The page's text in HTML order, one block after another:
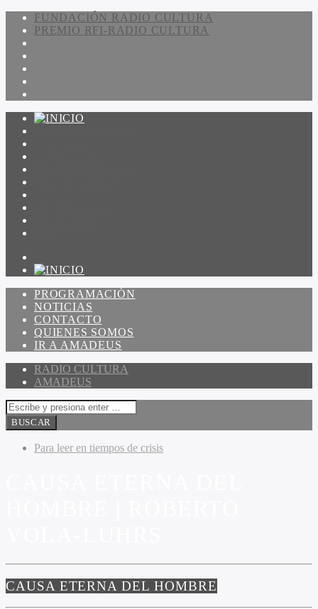
FUNDACIÓN RADIO CULTURA
PREMIO RFI-RADIO CULTURA
PROGRAMACIÓN
NOTICIAS
CONTACTO
QUIENES SOMOS
IR A AMADEUS
RADIO CULTURA
AMADEUS
Para leer en tiempos de crisis
CAUSA ETERNA DEL HOMBRE